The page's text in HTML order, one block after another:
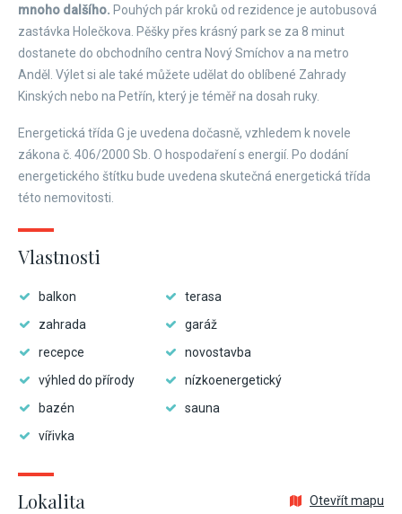
mnoho dalšího. Pouhých pár kroků od rezidence je autobusová
zastávka Holečkova. Pěšky přes krásný park se za 8 minut
dostanete do obchodního centra Nový Smíchov a na metro
Anděl. Výlet si ale také můžete udělat do oblíbené Zahrady
Kinských nebo na Petřín, který je téměř na dosah ruky.
Energetická třída G je uvedena dočasně, vzhledem k novele
zákona č. 406/2000 Sb. O hospodaření s energií. Po dodání
energetického štítku bude uvedena skutečná energetická třída
této nemovitosti.
Vlastnosti
balkon
terasa
zahrada
garáž
recepce
novostavba
výhled do přírody
nízkoenergetický
bazén
sauna
vířivka
Lokalita Otevřít mapu